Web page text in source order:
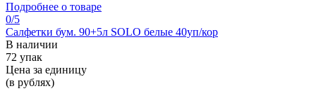
Подробнее о товаре
0/5
Салфетки бум. 90+5л SOLO белые 40уп/кор
В наличии
72 упак
Цена за единицу
(в рублях)